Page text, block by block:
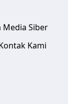
Media Siber
Kami